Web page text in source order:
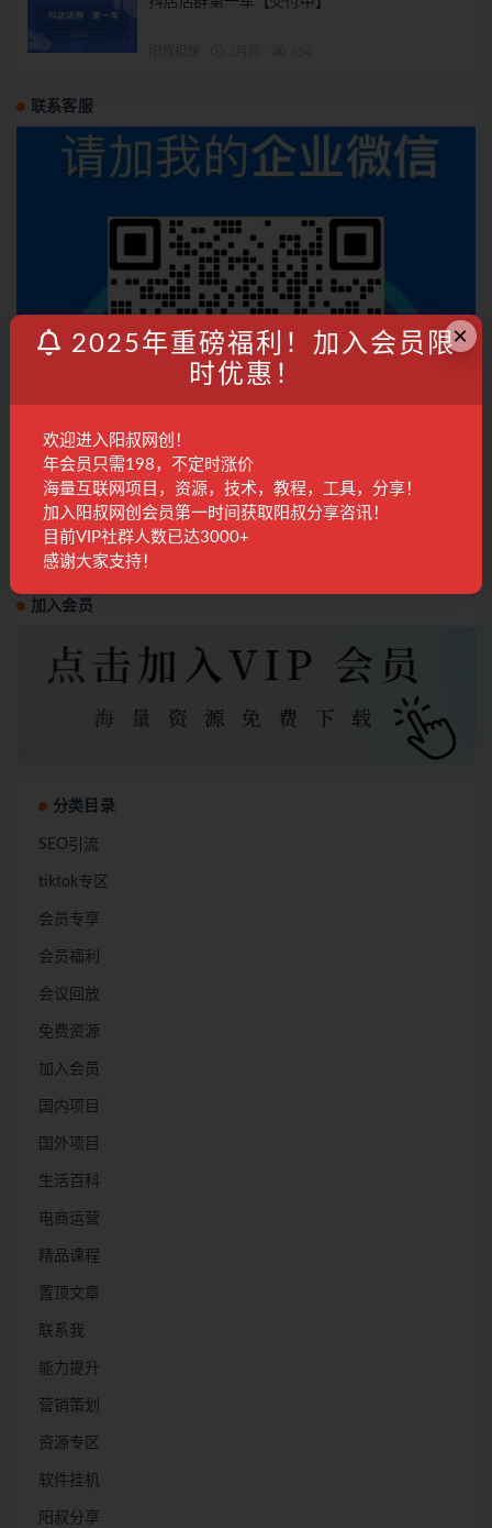
联系客服
加入会员
分类目录
SEO引流
tiktok专区
会员专享
会员福利
会议回放
免费资源
加入会员
国内项目
国外项目
生活百科
电商运营
精品课程
置顶文章
联系我
能力提升
营销策划
资源专区
软件挂机
阳叔分享
×
2025年重磅福利！加入会员限
时优惠！
欢迎进入阳叔网创！
年会员只需198，不定时涨价
海量互联网项目，资源，技术，教程，工具，分享！
加入阳叔网创会员第一时间获取阳叔分享咨讯！
目前VIP社群人数已达3000+
感谢大家支持！